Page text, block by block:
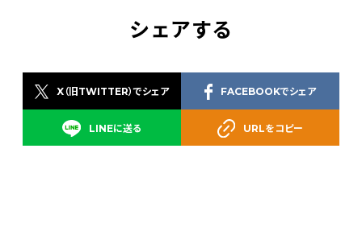
シェアする
X（旧TWITTER）でシェア
LINEに送る
FACEBOOKでシェア
URLをコピー